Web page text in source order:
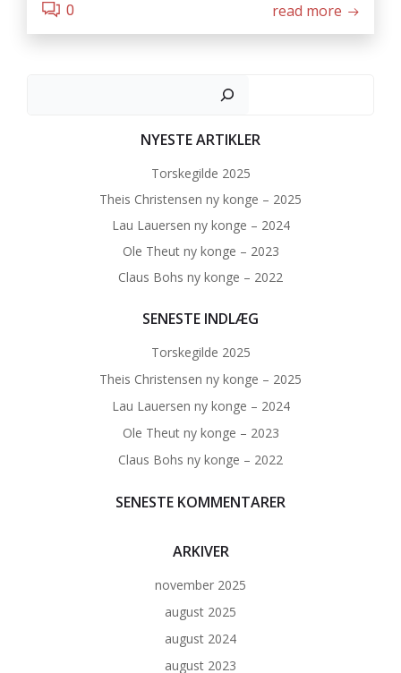
0 read more
NYESTE ARTIKLER
Torskegilde 2025
Theis Christensen ny konge – 2025
Lau Lauersen ny konge – 2024
Ole Theut ny konge – 2023
Claus Bohs ny konge – 2022
SENESTE INDLÆG
Torskegilde 2025
Theis Christensen ny konge – 2025
Lau Lauersen ny konge – 2024
Ole Theut ny konge – 2023
Claus Bohs ny konge – 2022
SENESTE KOMMENTARER
ARKIVER
november 2025
august 2025
august 2024
august 2023